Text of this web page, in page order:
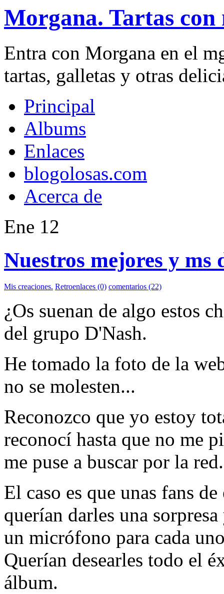
Morgana. Tartas con
Entra con Morgana en el
tartas, galletas y otras
Principal
Albums
Enlaces
blogolosas.com
Acerca de
Ene 12
Nuestros mejores y ms
Mis creaciones. Retroenlaces (0) comentarios (22)
¿Os suenan de algo estos
del grupo D'Nash.
He tomado la foto de la
no se molesten...
Reconozco que yo estoy
reconocí hasta que no me
me puse a buscar por la
El caso es que unas fans
querían darles una
un micrófono para cada
Querían desearles todo el
álbum.